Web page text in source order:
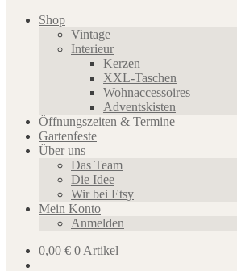
Shop
Vintage
Interieur
Kerzen
XXL-Taschen
Wohnaccessoires
Adventskisten
Öffnungszeiten & Termine
Gartenfeste
Über uns
Das Team
Die Idee
Wir bei Etsy
Mein Konto
Anmelden
0,00 € 0 Artikel